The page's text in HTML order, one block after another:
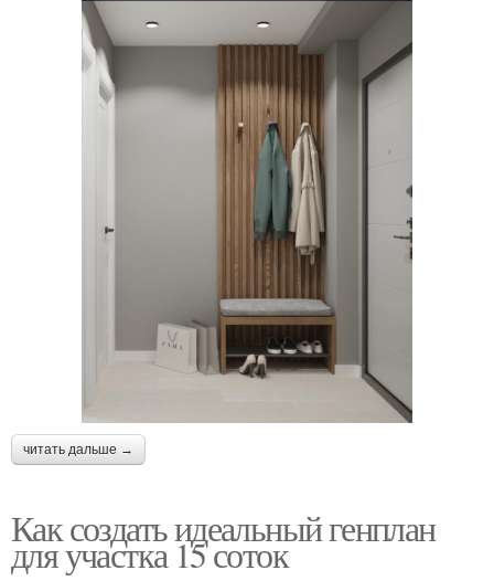
читать дальше →
Как создать идеальный генплан
для участка 15 соток